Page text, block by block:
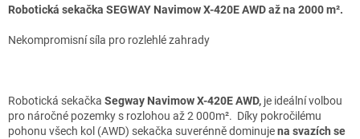
Robotická sekačka SEGWAY Navimow X-420E AWD až na 2000 m².
Nekompromisní síla pro rozlehlé zahrady
Robotická sekačka Segway Navimow X-420E AWD, je ideální volbou
pro náročné pozemky s rozlohou až 2 000m². Díky pokročilému
pohonu všech kol (AWD) sekačka suverénně dominujena svazích se